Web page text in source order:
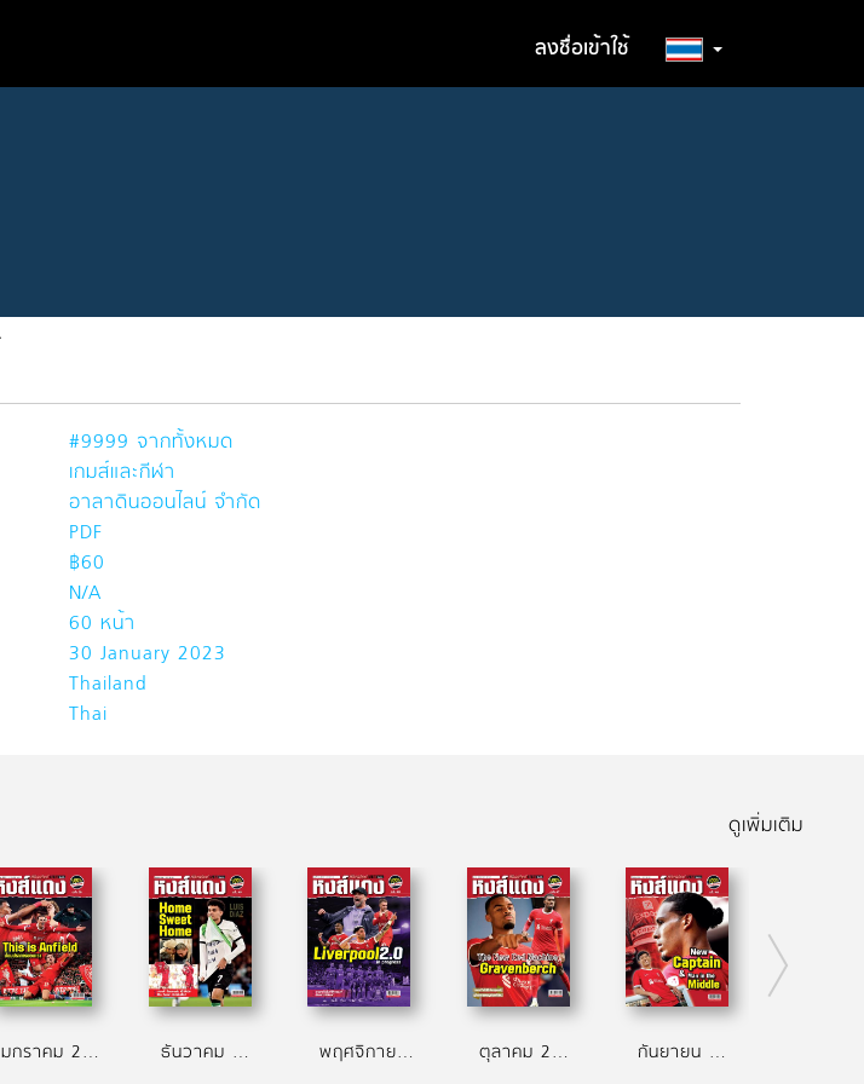
ลงชื่อเข้าใช้
#9999 จากทั้งหมด
เกมส์และกีฬา
อาลาดินออนไลน์ จำกัด
PDF
฿60
N/A
60 หน้า
30 January 2023
Thailand
Thai
ดูเพิ่มเติม
มกราคม 2567 ธันวาคม 2566 พฤศจิกายน 2566 ตุลาคม 2566 กันยายน 2566